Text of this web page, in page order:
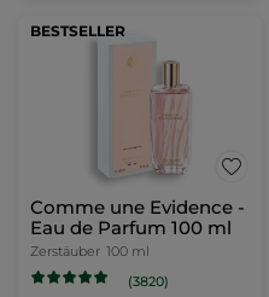
BESTSELLER
Comme une Evidence -
Eau de Parfum 100 ml
Zerstäuber 100 ml
(3820)